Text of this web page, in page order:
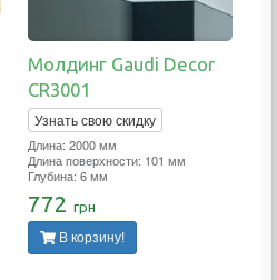
Молдинг Gaudi Decor
CR3001
Узнать свою скидку
Длина: 2000 мм
Длина поверхности: 101 мм
Глубина: 6 мм
772 грн
В корзину!